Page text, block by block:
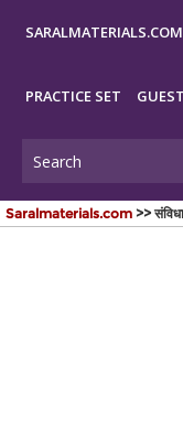
SARALMATERIALS.COM
PRACTICE SET
Saralmaterials.com >>